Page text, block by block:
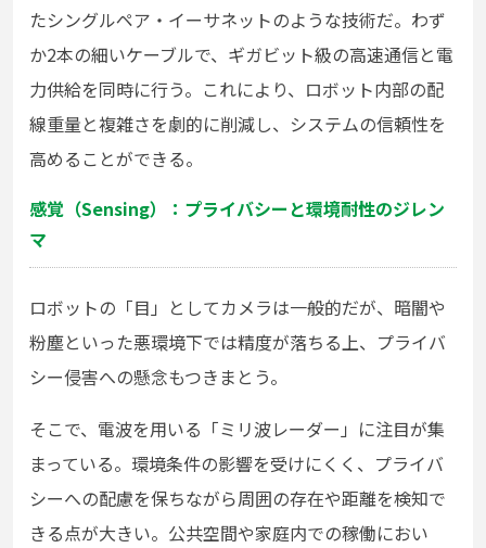
たシングルペア・イーサネットのような技術だ。わず
か2本の細いケーブルで、ギガビット級の高速通信と電
力供給を同時に行う。これにより、ロボット内部の配
線重量と複雑さを劇的に削減し、システムの信頼性を
高めることができる。
感覚（Sensing）：プライバシーと環境耐性のジレン
マ
ロボットの「目」としてカメラは一般的だが、暗闇や
粉塵といった悪環境下では精度が落ちる上、プライバ
シー侵害への懸念もつきまとう。
そこで、電波を用いる「ミリ波レーダー」に注目が集
まっている。環境条件の影響を受けにくく、プライバ
シーへの配慮を保ちながら周囲の存在や距離を検知で
きる点が大きい。公共空間や家庭内での稼働におい